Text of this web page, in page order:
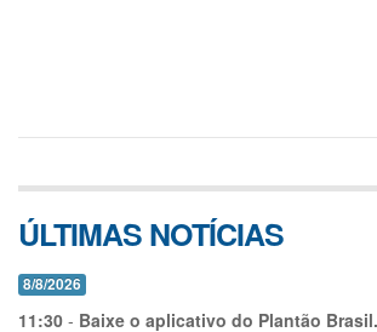
ÚLTIMAS NOTÍCIAS
8/8/2026
11:30 - Baixe o aplicativo do Plantão